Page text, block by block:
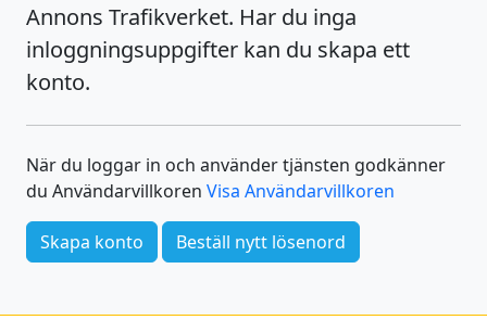
Annons Trafikverket. Har du inga
inloggningsuppgifter kan du skapa ett
konto.
När du loggar in och använder tjänsten godkänner
du Användarvillkoren Visa Användarvillkoren
Skapa konto Beställ nytt lösenord